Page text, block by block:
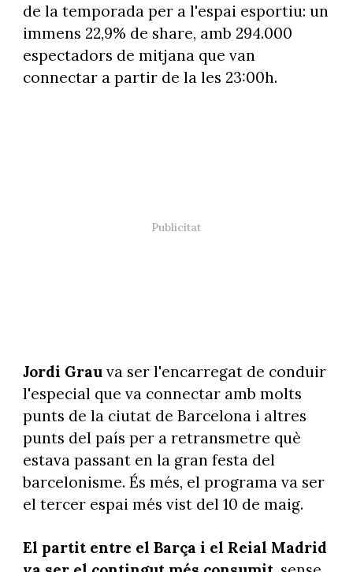
de la temporada per a l'espai esportiu: un
immens 22,9% de share, amb 294.000
espectadors de mitjana que van
connectar a partir de la les 23:00h.
Jordi Grauva ser l'encarregat de conduir
l'especial que va connectar amb molts
punts de la ciutat de Barcelona i altres
punts del país per a retransmetre què
estava passant en la gran festa del
barcelonisme. És més, el programa va ser
el tercer espai més vist del 10 de maig.
El partit entre el Barça i el Reial Madrid